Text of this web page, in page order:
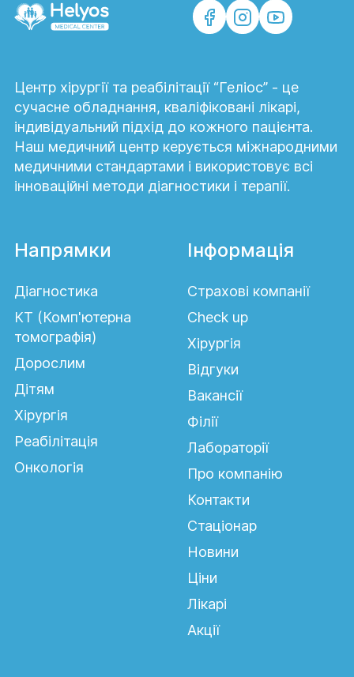
Центр хірургії та реабілітації “Геліос” - це
сучасне обладнання, кваліфіковані лікарі,
індивідуальний підхід до кожного пацієнта.
Наш медичний центр керується міжнародними
медичними стандартами і використовує всі
інноваційні методи діагностики і терапії.
Напрямки
Діагностика
КТ (Комп'ютерна
томографія)
Дорослим
Дітям
Хірургія
Реабілітація
Онкологія
Інформація
Страхові компанії
Сheck up
Хірургія
Відгуки
Вакансії
Філії
Лабораторії
Про компанію
Контакти
Стаціонар
Новини
Ціни
Лікарі
Акції